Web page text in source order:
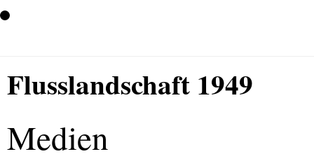
Flusslandschaft 1949
Medien